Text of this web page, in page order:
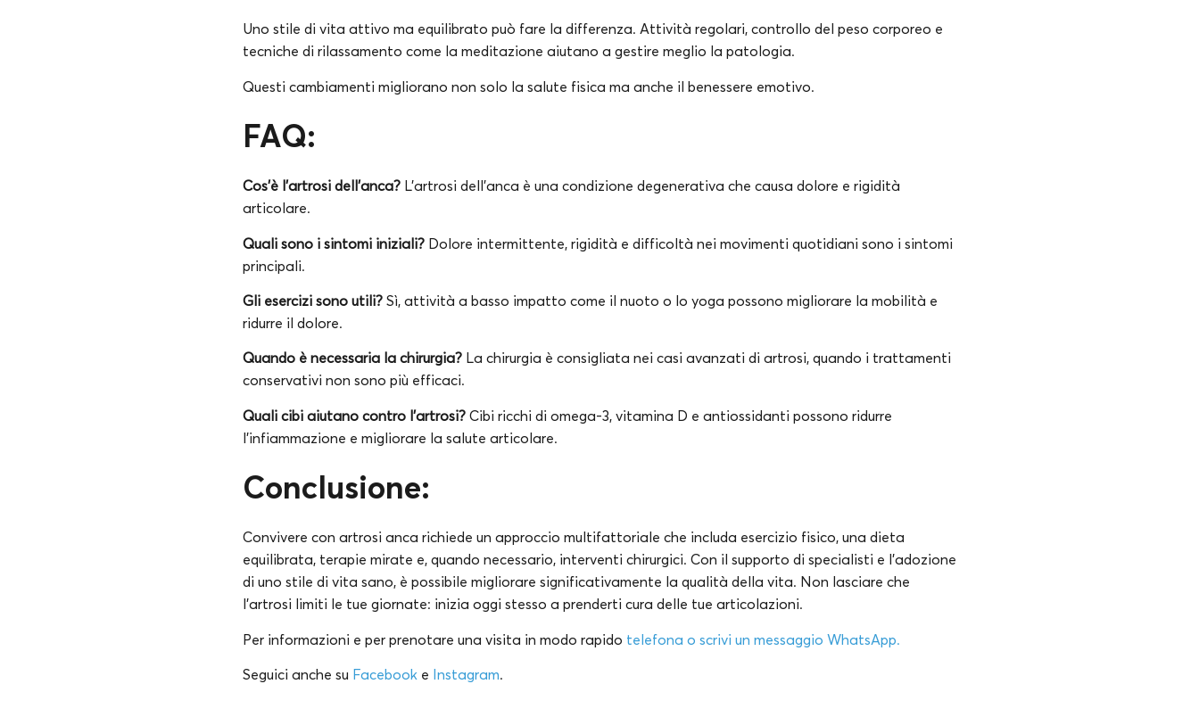
Uno stile di vita attivo ma equilibrato può fare la differenza. Attività regolari, controllo del peso corporeo e
tecniche di rilassamento come la meditazione aiutano a gestire meglio la patologia.
Questi cambiamenti migliorano non solo la salute fisica ma anche il benessere emotivo.
FAQ:
Cos’è l’artrosi dell’anca? L’artrosi dell’anca è una condizione degenerativa che causa dolore e rigidità
articolare.
Quali sono i sintomi iniziali? Dolore intermittente, rigidità e difficoltà nei movimenti quotidiani sono i sintomi
principali.
Gli esercizi sono utili? Sì, attività a basso impatto come il nuoto o lo yoga possono migliorare la mobilità e
ridurre il dolore.
Quando è necessaria la chirurgia? La chirurgia è consigliata nei casi avanzati di artrosi, quando i trattamenti
conservativi non sono più efficaci.
Quali cibi aiutano contro l’artrosi? Cibi ricchi di omega-3, vitamina D e antiossidanti possono ridurre
l’infiammazione e migliorare la salute articolare.
Conclusione:
Convivere con artrosi anca richiede un approccio multifattoriale che includa esercizio fisico, una dieta
equilibrata, terapie mirate e, quando necessario, interventi chirurgici. Con il supporto di specialisti e l’adozione
di uno stile di vita sano, è possibile migliorare significativamente la qualità della vita. Non lasciare che
l’artrosi limiti le tue giornate: inizia oggi stesso a prenderti cura delle tue articolazioni.
Per informazioni e per prenotare una visita in modo rapido telefona o scrivi un messaggio WhatsApp.
Seguici anche su Facebook e Instagram.